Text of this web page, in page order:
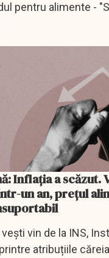
pentru alimente -
Inflația a scăzut.
un an, prețul
vin de la INS,
atribuțiile